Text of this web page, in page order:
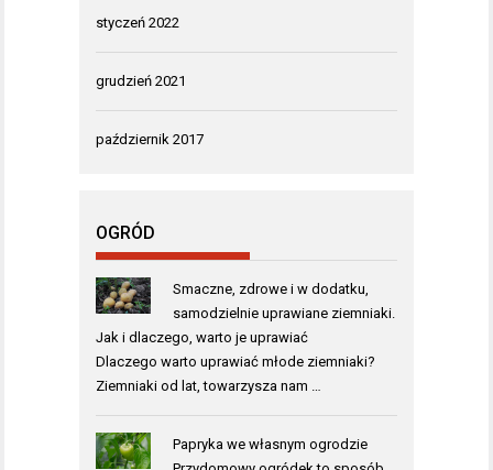
styczeń 2022
grudzień 2021
październik 2017
OGRÓD
Smaczne, zdrowe i w dodatku,
samodzielnie uprawiane ziemniaki.
Jak i dlaczego, warto je uprawiać
Dlaczego warto uprawiać młode ziemniaki?
Ziemniaki od lat, towarzysza nam …
Papryka we własnym ogrodzie